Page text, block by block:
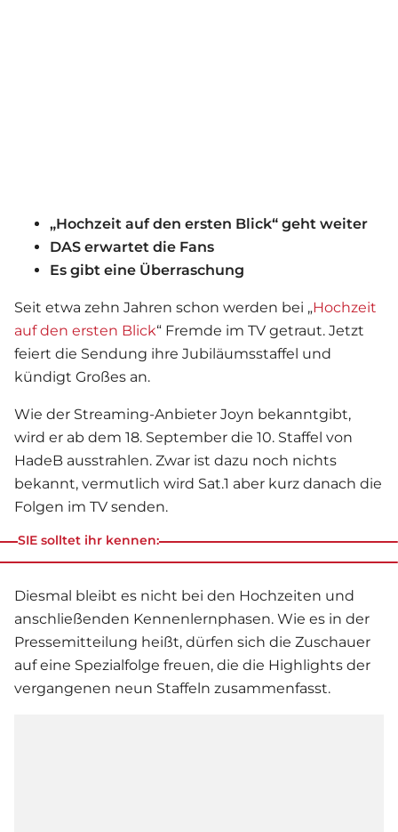
„Hochzeit auf den ersten Blick“ geht weiter
DAS erwartet die Fans
Es gibt eine Überraschung
Seit etwa zehn Jahren schon werden bei „Hochzeit
auf den ersten Blick“ Fremde im TV getraut. Jetzt
feiert die Sendung ihre Jubiläumsstaffel und
kündigt Großes an.
Wie der Streaming-Anbieter Joyn bekanntgibt,
wird er ab dem 18. September die 10. Staffel von
HadeB ausstrahlen. Zwar ist dazu noch nichts
bekannt, vermutlich wird Sat.1 aber kurz danach die
Folgen im TV senden.
SIE solltet ihr kennen:
Diesmal bleibt es nicht bei den Hochzeiten und
anschließenden Kennenlernphasen. Wie es in der
Pressemitteilung heißt, dürfen sich die Zuschauer
auf eine Spezialfolge freuen, die die Highlights der
vergangenen neun Staffeln zusammenfasst.